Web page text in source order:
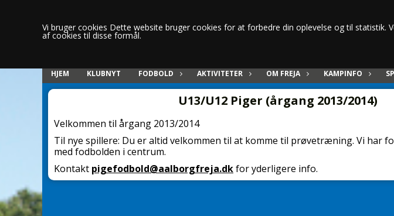
HJEM KLUBNYT FODBOLD AKTIVITETER OM FREJA KAMPINFO
U13/U12 Piger (årgang 2013/2014)
Velkommen til årgang 2013/2014
Til nye spillere: Du er altid velkommen til at komme til prøvetræning. Vi har
med fodbolden i centrum.
Kontakt pigefodbold@aalborgfreja.dkfor yderligere info.
Vi bruger cookies Dette website bruger cookies for at forbedre din oplevelse og til statistik.
af cookies til disse formål.